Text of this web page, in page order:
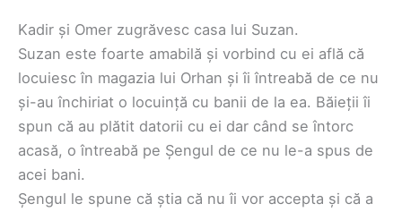
Kadir și Omer zugrăvesc casa lui Suzan.
Suzan este foarte amabilă și vorbind cu ei află că
locuiesc în magazia lui Orhan și îi întreabă de ce nu
și-au închiriat o locuință cu banii de la ea. Băieții îi
spun că au plătit datorii cu ei dar când se întorc
acasă, o întreabă pe Șengul de ce nu le-a spus de
acei bani.
Șengul le spune că știa că nu îi vor accepta și că a